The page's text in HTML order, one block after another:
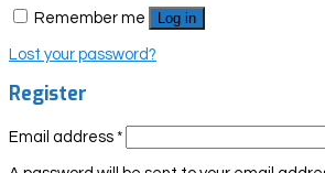
Remember me Log in
Lost your password?
Register
Email address *